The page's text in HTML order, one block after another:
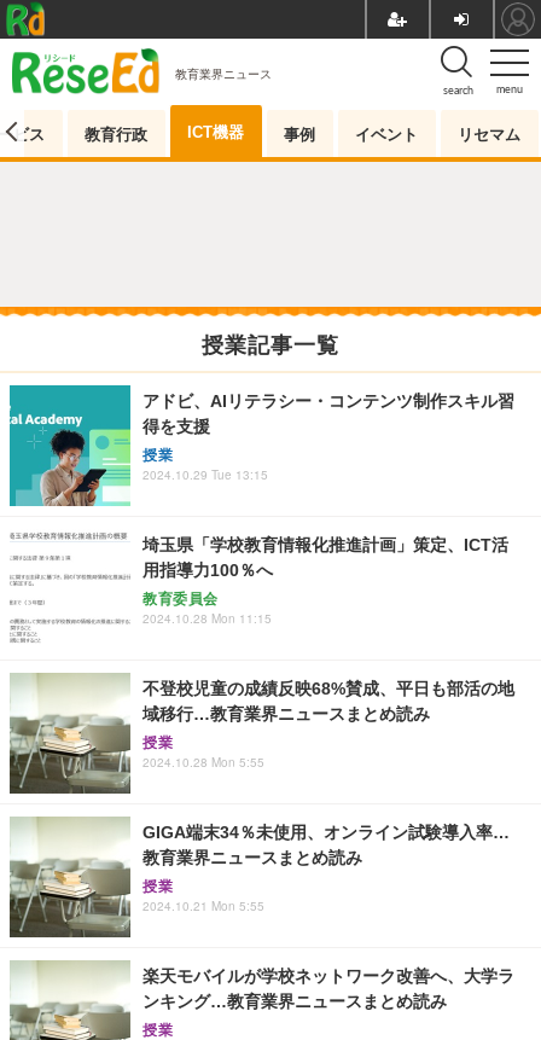
menu
search
教育業界ニュース
ビス 教育行政 ICT機器 事例 イベント リセマム
授業記事一覧
アドビ、AIリテラシー・コンテンツ制作スキル習
得を支援
授業
2024.10.29 Tue 13:15
埼玉県「学校教育情報化推進計画」策定、ICT活
用指導力100％へ
教育委員会
2024.10.28 Mon 11:15
不登校児童の成績反映68%賛成、平日も部活の地
域移行…教育業界ニュースまとめ読み
授業
2024.10.28 Mon 5:55
GIGA端末34％未使用、オンライン試験導入率…
教育業界ニュースまとめ読み
授業
2024.10.21 Mon 5:55
楽天モバイルが学校ネットワーク改善へ、大学ラ
ンキング…教育業界ニュースまとめ読み
授業